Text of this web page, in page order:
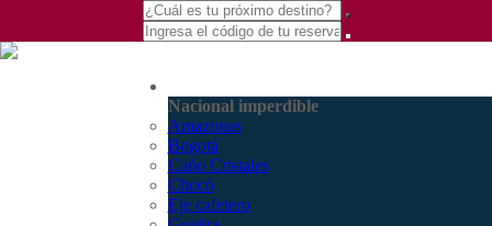
Nacional imperdible
Amazonas
Bogotá
Caño Cristales
Chocó
Eje cafetero